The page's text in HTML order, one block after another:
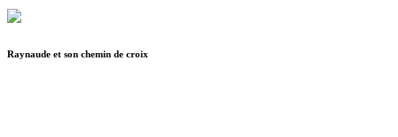
Raynaude et son chemin de croix